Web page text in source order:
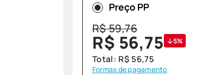
Preço PP
R$59,76
R$ 56,75 5%
Total: R$ 56,75
Formas de pagamento